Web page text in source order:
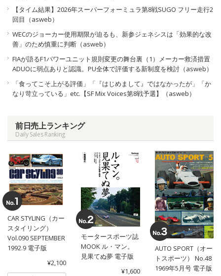
【タイム結果】2026年スーパーフォーミュラ第8戦SUGO フリー走行2
回目（asweb）
WECのジョーカー使用期限が迫るも、新参ジェネシスは「効果的な改
善」のため慎重に判断（asweb）
FIAが語るF1パワーユニット規則変更の舞台裏（1）メーカー救済措置
ADUOに弱点ありと認識。PU全体で評価する新制度を検討（asweb）
「食ってこそ上がる評価」「『はじめまして』ではなかったが」「か
なり苛立っている」etc.【SF Mix Voices第8戦予選】（asweb）
前日売上ランキング
Daily Sales Ranking
CAR STYLING（カー
スタイリング）
Vol.090 SEPTEMBER
1992.9 電子版
¥2,100
モータースポーツ誌
MOOK ル・マン。
見果てぬ夢 電子版
¥1,600
AUTO SPORT（オー
トスポーツ） No.48
1969年5月号 電子版